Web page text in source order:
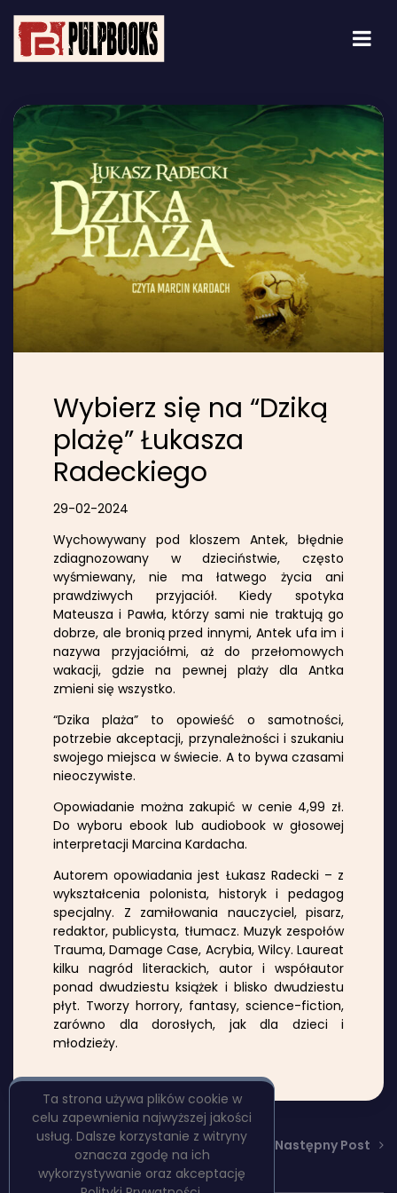
Wybierz się na “Dziką
plażę” Łukasza
Radeckiego
29-02-2024
Wychowywany pod kloszem Antek, błędnie
zdiagnozowany w dzieciństwie, często
wyśmiewany, nie ma łatwego życia ani
prawdziwych przyjaciół. Kiedy spotyka
Mateusza i Pawła, którzy sami nie traktują go
dobrze, ale bronią przed innymi, Antek ufa im i
nazywa przyjaciółmi, aż do przełomowych
wakacji, gdzie na pewnej plaży dla Antka
zmieni się wszystko.
“Dzika plaża” to opowieść o samotności,
potrzebie akceptacji, przynależności i szukaniu
swojego miejsca w świecie. A to bywa czasami
nieoczywiste.
Opowiadanie można zakupić w cenie 4,99 zł.
Do wyboru ebook lub audiobook w głosowej
interpretacji Marcina Kardacha.
Autorem opowiadania jest Łukasz Radecki – z
wykształcenia polonista, historyk i pedagog
specjalny. Z zamiłowania nauczyciel, pisarz,
redaktor, publicysta, tłumacz. Muzyk zespołów
Trauma, Damage Case, Acrybia, Wilcy. Laureat
kilku nagród literackich, autor i współautor
ponad dwudziestu książek i blisko dwudziestu
płyt. Tworzy horrory, fantasy, science-fiction,
zarówno dla dorosłych, jak dla dzieci i
młodzieży.
Poprzedni Post Następny Post
Ta strona używa plików cookie w
celu zapewnienia najwyższej jakości
usług. Dalsze korzystanie z witryny
oznacza zgodę na ich
wykorzystywanie oraz akceptację